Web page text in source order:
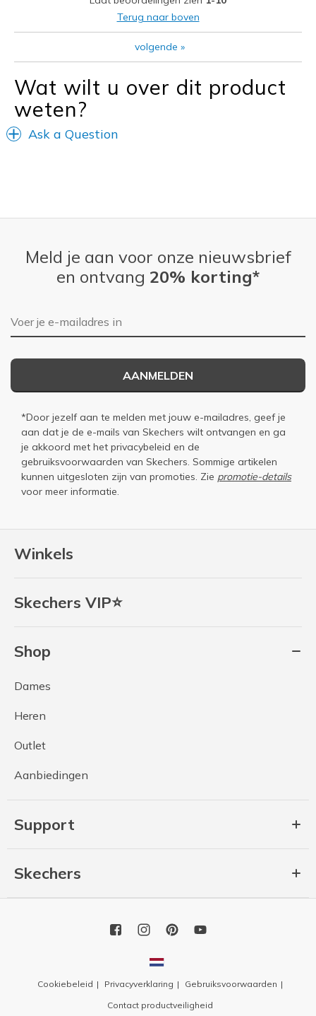
Terug naar boven
volgende »
Wat wilt u over dit product
weten?
Ask a Question
Winkels
Skechers VIP⭐
Shop
Dames
Heren
Outlet
Aanbiedingen
Support
Skechers
Meld je aan voor onze nieuwsbrief
en ontvang 20% korting*
E-mailadres
AANMELDEN
*Door jezelf aan te melden met jouw e-mailadres, geef je
aan dat je de e-mails van Skechers wilt ontvangen en ga
je akkoord met het privacybeleid en de
gebruiksvoorwaarden van Skechers. Sommige artikelen
kunnen uitgesloten zijn van promoties. Zie promotie-details
voor meer informatie.
Cookiebeleid Privacyverklaring
Gebruiksvoorwaarden
Contact productveiligheid